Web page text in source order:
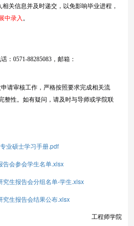
关信息并及时递交，以免影响毕业进程，
中录入 。
： 0571-88285083，邮箱：
请审核工作，严格按照要求完成相关流
整性。如有疑问，请及时与导师或学院联
业硕士学习手册.pdf
会参会学生名单.xlsx
生报告会分组名单-学生.xlsx
生报告会结果公布.xlsx
工程师学院